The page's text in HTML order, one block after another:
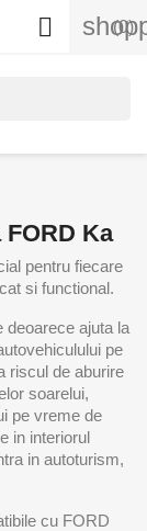
(0)

Ka
pentru fiecare
si functional.
deoarece ajuta la
pe
riscul de aburire
soarelui,
pe vreme de
in interiorul
in autoturism,
cu FORD